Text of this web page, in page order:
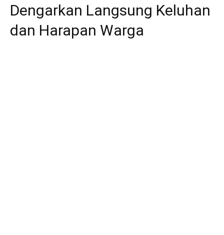
Dengarkan Langsung Keluhan
dan Harapan Warga